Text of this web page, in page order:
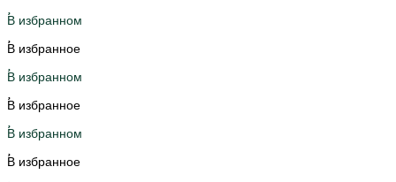
В избранном
В избранное
В избранном
В избранное
В избранном
В избранное